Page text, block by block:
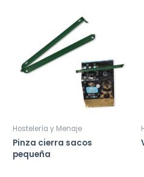
Hostelería y Menaje
Pinza cierra sacos
pequeña